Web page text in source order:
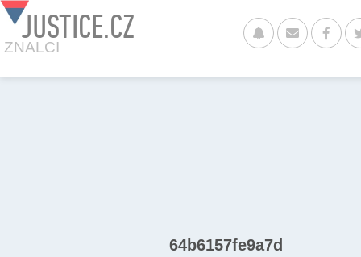
JUSTICE.CZ
ZNALCI
64b6157fe9a7d